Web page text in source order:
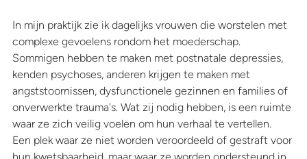
In mijn praktijk zie ik dagelijks vrouwen die worstelen met
complexe gevoelens rondom het moederschap.
Sommigen hebben te maken met postnatale depressies,
kenden psychoses, anderen krijgen te maken met
angststoornissen, dysfunctionele gezinnen en families of
onverwerkte trauma's. Wat zij nodig hebben, is een ruimte
waar ze zich veilig voelen om hun verhaal te vertellen.
Een plek waar ze niet worden veroordeeld of gestraft voor